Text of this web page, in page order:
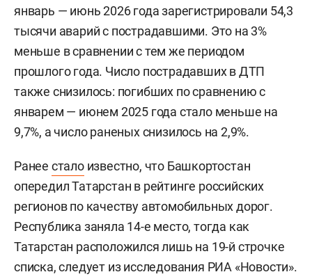
январь — июнь 2026 года зарегистрировали 54,3
тысячи аварий с пострадавшими. Это на 3%
меньше в сравнении с тем же периодом
прошлого года. Число пострадавших в ДТП
также снизилось: погибших по сравнению с
январем — июнем 2025 года стало меньше на
9,7%, а число раненых снизилось на 2,9%.
Ранее сталоизвестно, что Башкортостан
опередил Татарстан в рейтинге российских
регионов по качеству автомобильных дорог.
Республика заняла 14-е место, тогда как
Татарстан расположился лишь на 19-й строчке
списка, следует из исследования РИА «Новости».